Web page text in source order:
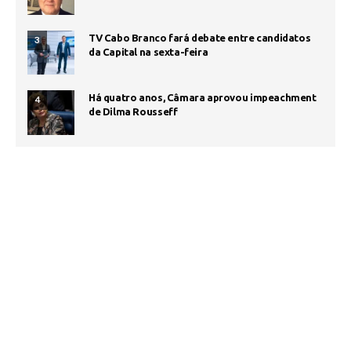
3
TV Cabo Branco fará debate entre candidatos
da Capital na sexta-feira
4
Há quatro anos, Câmara aprovou impeachment
de Dilma Rousseff